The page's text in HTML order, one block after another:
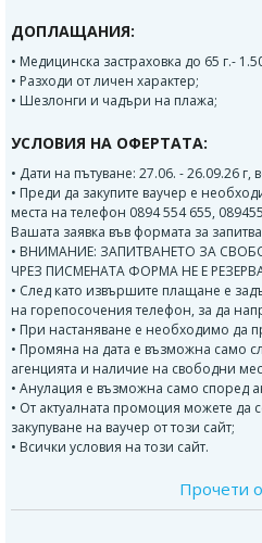
ДОПЛАЩАНИЯ:
• Медицинска застраховка до 65 г.-
• Разходи от личен характер;
• Шезлонги и чадъри на плажа;
УСЛОВИЯ НА ОФЕРТАТА:
• Дати на пътуване: 27.06. - 26.09.26 г,
• Преди да закупите ваучер е
места на телефон 0894 554 655,
Вашата заявка във формата за
• ВНИМАНИЕ: ЗАПИТВАНЕТО ЗА
ЧРЕЗ ПИСМЕНАТА ФОРМА НЕ Е
• След като извършите плащане е
на горепосочения телефон, за да
• При настаняване е необходимо да
• Промяна на дата е възможна само
агенцията и наличие на свободни
• Анулация е възможна само според
• От актуалната промоция можете да
закупуване на ваучер от този сайт;
• Всички условия на този сайт.
Прочети